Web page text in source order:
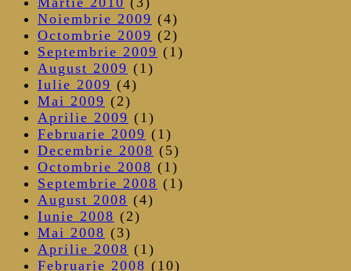
Noiembrie 2009 (4)
Octombrie 2009 (2)
Septembrie 2009 (1)
August 2009 (1)
Iulie 2009 (4)
Mai 2009 (2)
Aprilie 2009 (1)
Februarie 2009 (1)
Decembrie 2008 (5)
Octombrie 2008 (1)
Septembrie 2008 (1)
August 2008 (4)
Iunie 2008 (2)
Mai 2008 (3)
Aprilie 2008 (1)
Februarie 2008 (10)